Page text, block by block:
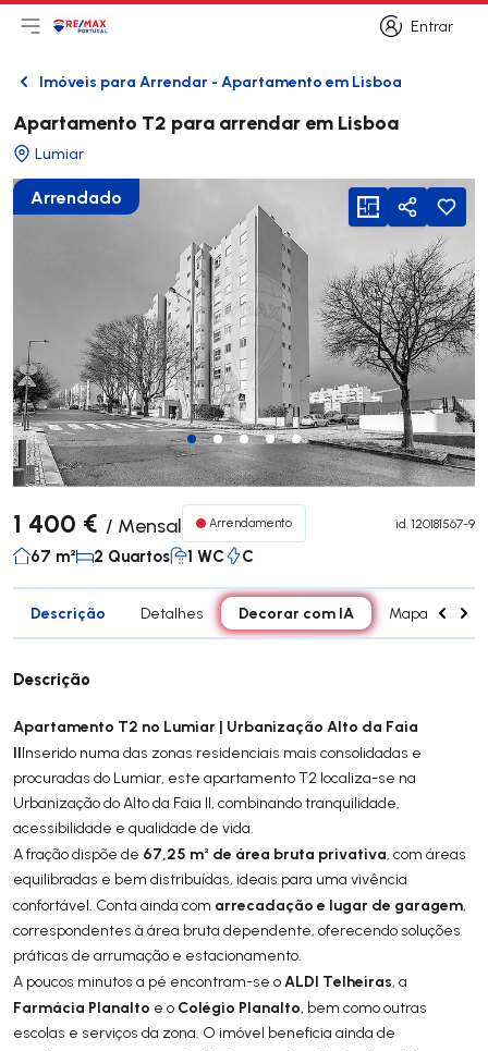
Entrar
Entrar
Abri menu principal
LogoIr para página inicial
VoltarImóveis para Arrendar - Apartamento em Lisboa
Apartamento T2 para arrendar em Lisboa
Lumiar
Arrendado
viewFloorPlan
Partilhar
1 400 € / Mensal Arrendamento id. 120181567-9
67 m² 2 Quartos 1 WC C
Descrição Detalhes Decorar com IA Mapa
Descrição
Apartamento T2 no Lumiar | Urbanização Alto da Faia
IIInserido numa das zonas residenciais mais consolidadas e
procuradas do Lumiar, este apartamento T2 localiza-se na
Urbanização do Alto da Faia II, combinando tranquilidade,
acessibilidade e qualidade de vida.
A fração dispõe de 67,25 m² de área bruta privativa, com áreas
equilibradas e bem distribuídas, ideais para uma vivência
confortável. Conta ainda com arrecadação e lugar de garagem,
correspondentes à área bruta dependente, oferecendo soluções
práticas de arrumação e estacionamento.
A poucos minutos a pé encontram-se o ALDI Telheiras, a
Farmácia Planalto e o Colégio Planalto, bem como outras
escolas e serviços da zona. O imóvel beneficia ainda de